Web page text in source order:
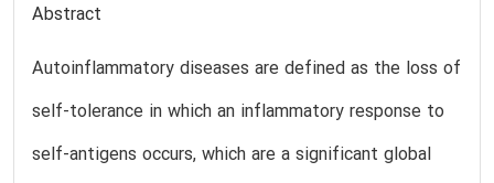
Abstract
Autoinflammatory diseases are defined as the loss of
self-tolerance in which an inflammatory response to
self-antigens occurs, which are a significant global